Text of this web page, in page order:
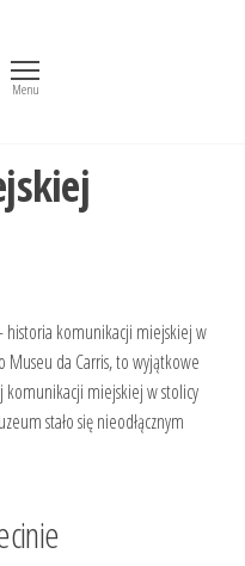
Menu
historia komunikacji miejskiej w
Museu da Carris, to wyjątkowe
miejskiej w stolicy
stało się nieodłącznym